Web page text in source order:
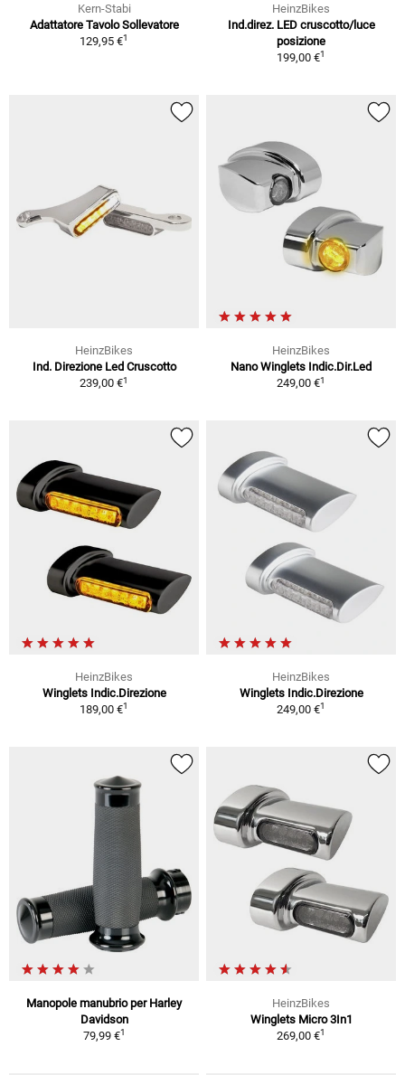
Kern-Stabi
Adattatore Tavolo Sollevatore
129,95 €1
HeinzBikes
Ind.direz. LED cruscotto/luce
posizione
199,00 €1
HeinzBikes
Ind. Direzione Led Cruscotto
239,00 €1
HeinzBikes
Nano Winglets Indic.Dir.Led
249,00 €1
HeinzBikes
Winglets Indic.Direzione
189,00 €1
HeinzBikes
Winglets Indic.Direzione
249,00 €1
Manopole manubrio per Harley
Davidson
79,99 €1
HeinzBikes
Winglets Micro 3In1
269,00 €1